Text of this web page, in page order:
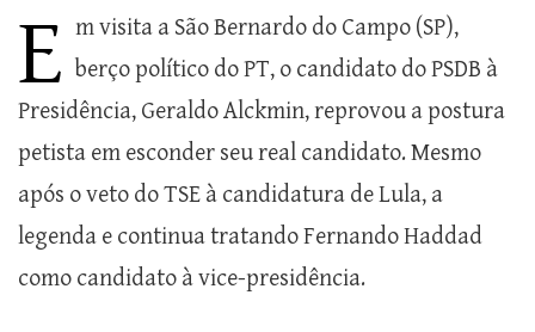
E m visita a São Bernardo do Campo (SP),
berço político do PT, o candidato do PSDB à
Presidência, Geraldo Alckmin, reprovou a postura
petista em esconder seu real candidato. Mesmo
após o veto do TSE à candidatura de Lula, a
legenda e continua tratando Fernando Haddad
como candidato à vice-presidência.